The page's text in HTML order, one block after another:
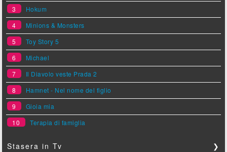
3
Hokum
4
Minions & Monsters
5
Toy Story 5
6
Michael
7
Il Diavolo veste Prada 2
8
Hamnet - Nel nome del figlio
9
Gioia mia
10
Terapia di famiglia
Stasera in Tv ❯